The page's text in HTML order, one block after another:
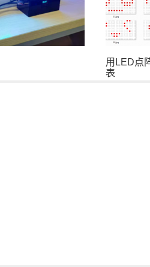
用LED点
表